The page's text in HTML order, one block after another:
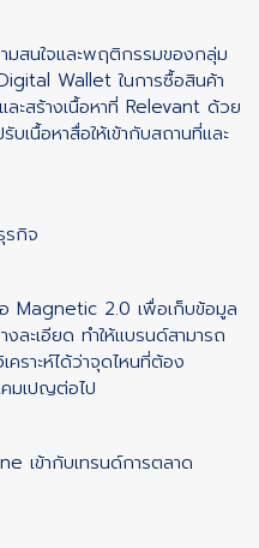
สนใจและพฤติกรรมของกลุ่ม
Wallet ในการซื้อสินค้า
ละสร้างเนื้อหาที่ Relevant ด้วย
นื้อหาสื่อให้เข้ากับสถานที่และ
รกิจ
Magnetic 2.0 เพื่อเก็บข้อมูล
ละเอียด ทำให้แบรนด์สามารถ
คราะห์ได้ว่าจุดไหนที่ต้อง
มเปญต่อไป
เข้ากับเทรนด์การตลาด